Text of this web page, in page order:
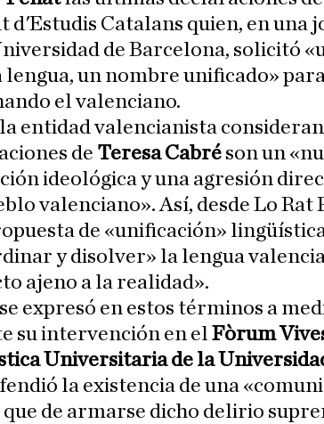
d'Estudis Catalans quien, en una
de Barcelona, solicitó
lengua, un nombre unificado»
el valenciano.
entidad valencianista consideran
de Teresa Cabré son un
ideológica y una agresión
valenciano». Así, desde Lo Rat
de «unificación»
y disolver» la lengua
ajeno a la realidad».
expresó en estos términos a
su intervención en el Fòrum
Universitaria de la
la existencia de una
que de armarse dicho delirio